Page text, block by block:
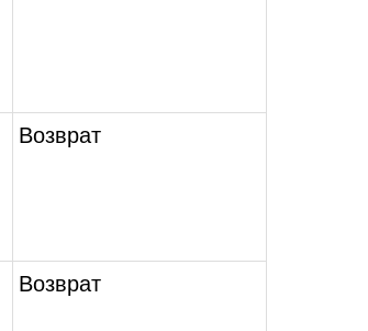
Возврат
Возврат